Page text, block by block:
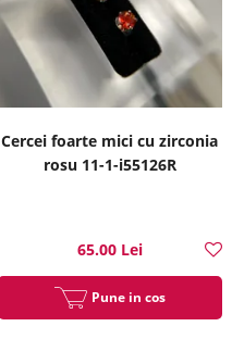
Cercei foarte mici cu zirconia
rosu 11-1-i55126R
65.00 Lei
Pune in cos